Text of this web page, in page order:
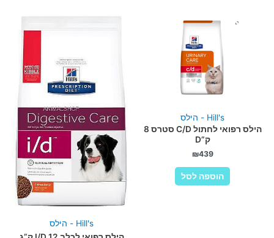
Hill's - הילס
הילס רפואי לחתול C/D סטרס 8
ק”D
₪439
הוספה לסל
Hill's - הילס